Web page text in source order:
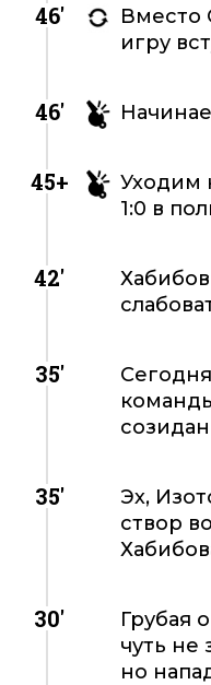
46'
Вместо
игру
46'
45+
Уходим
1:0 в
42'
35'
35'
Эх,
створ
30'
Грубая
чуть не
но